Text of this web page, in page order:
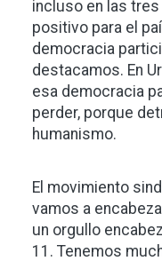
incluso en las
positivo para el
democracia
destacamos. En
esa democracia
perder, porque
humanismo.
El movimiento
vamos a
un orgullo
11. Tenemos